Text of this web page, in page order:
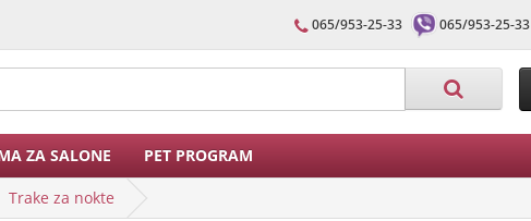
065/953-25-33 065/953-25-33
ZA SALONE PET PROGRAM
Trake za nokte